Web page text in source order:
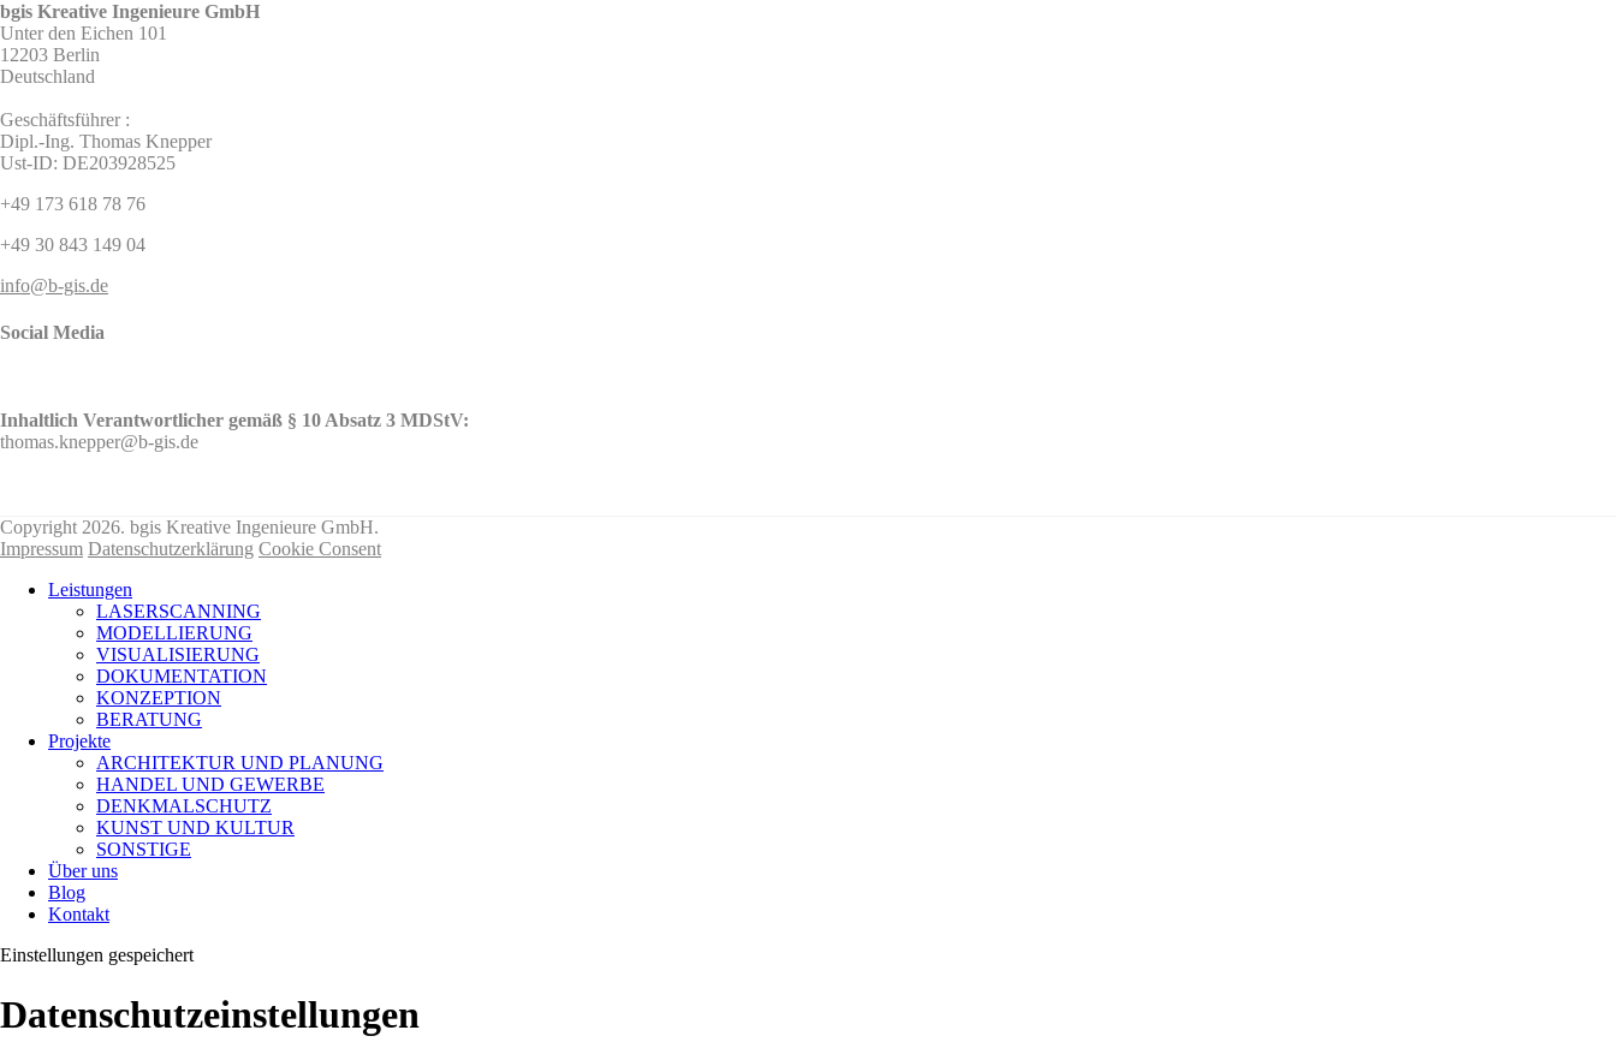
bgis Kreative Ingenieure GmbH
Unter den Eichen 101
12203 Berlin
Deutschland
Geschäftsführer :
Dipl.-Ing. Thomas Knepper
Ust-ID: DE203928525
+49 173 618 78 76
+49 30 843 149 04
info@b-gis.de
Social Media
Inhaltlich Verantwortlicher gemäß § 10 Absatz 3 MDStV:
thomas.knepper@b-gis.de
Copyright 2026. bgis Kreative Ingenieure GmbH.
Impressum Datenschutzerklärung Cookie Consent
Leistungen
LASERSCANNING
MODELLIERUNG
VISUALISIERUNG
DOKUMENTATION
KONZEPTION
BERATUNG
Projekte
ARCHITEKTUR UND PLANUNG
HANDEL UND GEWERBE
DENKMALSCHUTZ
KUNST UND KULTUR
SONSTIGE
Über uns
Blog
Kontakt
Einstellungen gespeichert
Datenschutzeinstellungen